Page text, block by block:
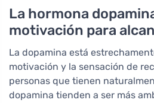
La hormona
motivación para
La dopamina está
motivación y la sensación de
personas que tienen
dopamina tienden a ser más